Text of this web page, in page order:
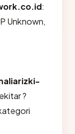
:
Unknown,
?